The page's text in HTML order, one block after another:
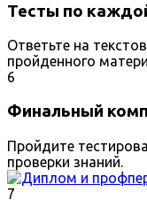
Тесты по
Ответьте на
пройденного
6
Финальный
Пройдите
проверки знаний.
7